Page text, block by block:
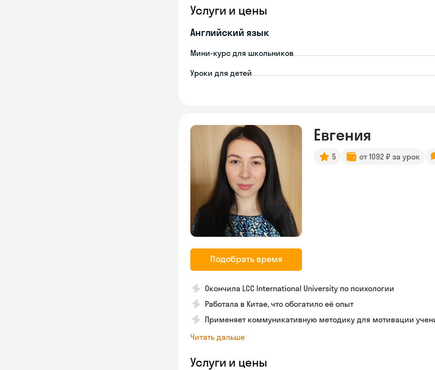
Услуги и цены
Английский язык
Мини-курс для школьников
Уроки для детей
Подобрать время
Евгения
5 от 1092 ₽ за урок
Окончила LCC International University по психологии
Работала в Китае, что обогатило её опыт
Применяет коммуникативную методику для мотивации
Читать дальше
Услуги и цены